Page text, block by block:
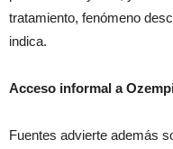
tratamiento, fenómeno
indica.
Acceso informal a
Fuentes advierte además